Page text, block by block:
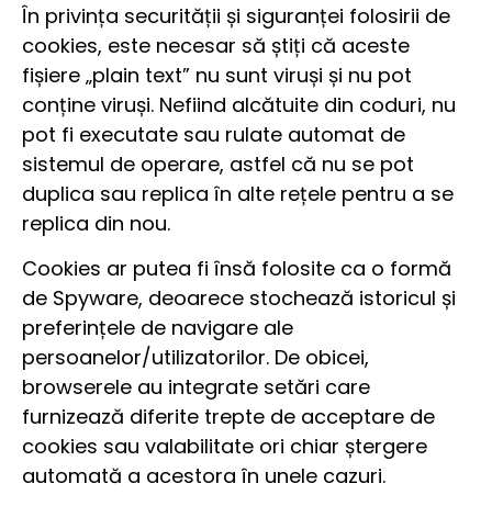
În privința securității și siguranței folosirii de
cookies, este necesar să știți că aceste
fișiere „plain text” nu sunt viruși și nu pot
conține viruși. Nefiind alcătuite din coduri, nu
pot fi executate sau rulate automat de
sistemul de operare, astfel că nu se pot
duplica sau replica în alte rețele pentru a se
replica din nou.
Cookies ar putea fi însă folosite ca o formă
de Spyware, deoarece stochează istoricul și
preferințele de navigare ale
persoanelor/utilizatorilor. De obicei,
browserele au integrate setări care
furnizează diferite trepte de acceptare de
cookies sau valabilitate ori chiar ștergere
automată a acestora în unele cazuri.